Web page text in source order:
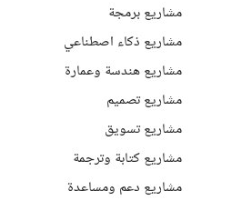
مشاريع برمجة
مشاريع ذكاء اصطناعي
مشاريع هندسة وعمارة
مشاريع تصميم
مشاريع تسويق
مشاريع كتابة وترجمة
مشاريع دعم ومساعدة